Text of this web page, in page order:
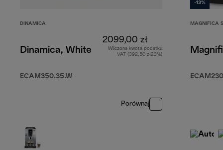
DINAMICA
Dinamica, White
ECAM350.35.W
2099,00 zł
Wliczona kwota podatku
VAT (392,50 zł23%)
Porównaj
-13%
MAGNIFICA